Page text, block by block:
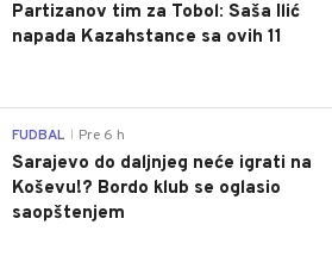
Partizanov tim za Tobol: Saša Ilić
napada Kazahstance sa ovih 11
FUDBAL Pre 6 h
Sarajevo do daljnjeg neće igrati na
Koševu!? Bordo klub se oglasio
saopštenjem